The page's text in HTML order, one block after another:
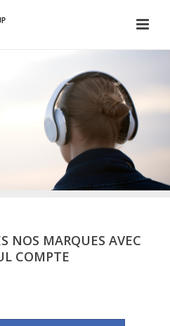
NOS MARQUES AVEC
COMPTE